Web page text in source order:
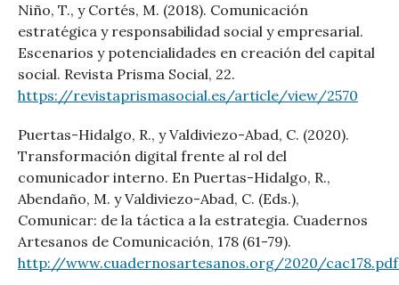
Niño, T., y Cortés, M. (2018). Comunicación
estratégica y responsabilidad social y empresarial.
Escenarios y potencialidades en creación del capital
social. Revista Prisma Social, 22.
https://revistaprismasocial.es/article/view/2570
Puertas-Hidalgo, R., y Valdiviezo-Abad, C. (2020).
Transformación digital frente al rol del
comunicador interno. En Puertas-Hidalgo, R.,
Abendaño, M. y Valdiviezo-Abad, C. (Eds.),
Comunicar: de la táctica a la estrategia. Cuadernos
Artesanos de Comunicación, 178 (61-79).
http://www.cuadernosartesanos.org/2020/